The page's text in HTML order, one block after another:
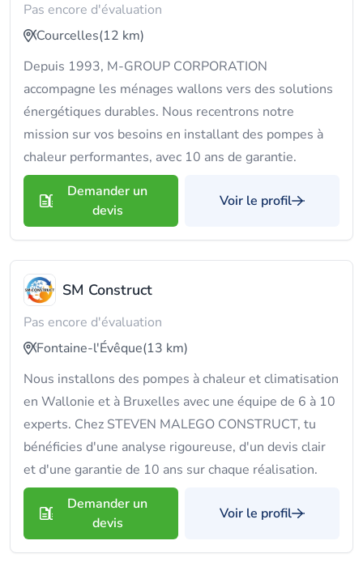
Pas encore d'évaluation
Courcelles(12 km)
Depuis 1993, M-GROUP CORPORATION
accompagne les ménages wallons vers des solutions
énergétiques durables. Nous recentrons notre
mission sur vos besoins en installant des pompes à
chaleur performantes, avec 10 ans de garantie.
Demander un
devis
Voir le profil
SM Construct
Pas encore d'évaluation
Fontaine-l'Évêque(13 km)
Nous installons des pompes à chaleur et climatisation
en Wallonie et à Bruxelles avec une équipe de 6 à 10
experts. Chez STEVEN MALEGO CONSTRUCT, tu
bénéficies d'une analyse rigoureuse, d'un devis clair
et d'une garantie de 10 ans sur chaque réalisation.
Demander un
devis
Voir le profil